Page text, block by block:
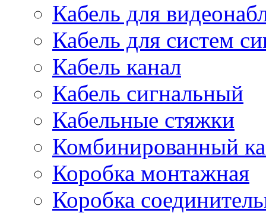
Кабель для
Кабель для систем
Кабель канал
Кабель сигнальный
Кабельные стяжки
Комбинированный
Коробка монтажная
Коробка